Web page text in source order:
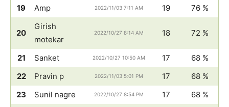
19 Amp 2022/11/03 7:11 AM 19 76 %
20
Girish
motekar
2022/10/27 8:14 AM 18 72 %
21 Sanket 2022/10/27 10:50 AM 17
68 %
22
Pravin p 2022/11/03 5:01 PM 17
68 %
23
Sunil nagre 2022/10/27 8:54 PM 17 68 %